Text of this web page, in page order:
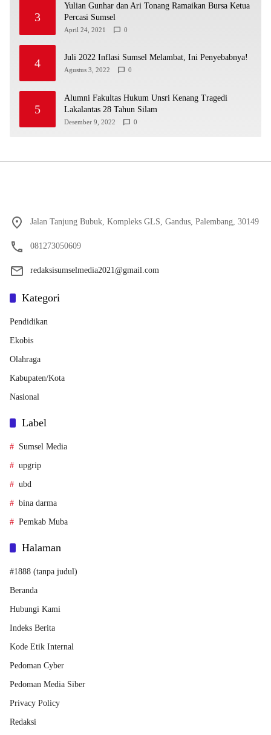
3
Yulian Gunhar dan Ari Tonang Ramaikan Bursa Ketua
Percasi Sumsel
April 24, 2021 0
4 Juli 2022 Inflasi Sumsel Melambat, Ini Penyebabnya!
Agustus 3, 2022 0
5
Alumni Fakultas Hukum Unsri Kenang Tragedi
Lakalantas 28 Tahun Silam
Desember 9, 2022 0
Jalan Tanjung Bubuk, Kompleks GLS, Gandus, Palembang, 30149
081273050609
redaksisumselmedia2021@gmail.com
Kategori
Pendidikan
Ekobis
Olahraga
Kabupaten/Kota
Nasional
Label
Sumsel Media
upgrip
ubd
bina darma
Pemkab Muba
Halaman
#1888 (tanpa judul)
Beranda
Hubungi Kami
Indeks Berita
Kode Etik Internal
Pedoman Cyber
Pedoman Media Siber
Privacy Policy
Redaksi